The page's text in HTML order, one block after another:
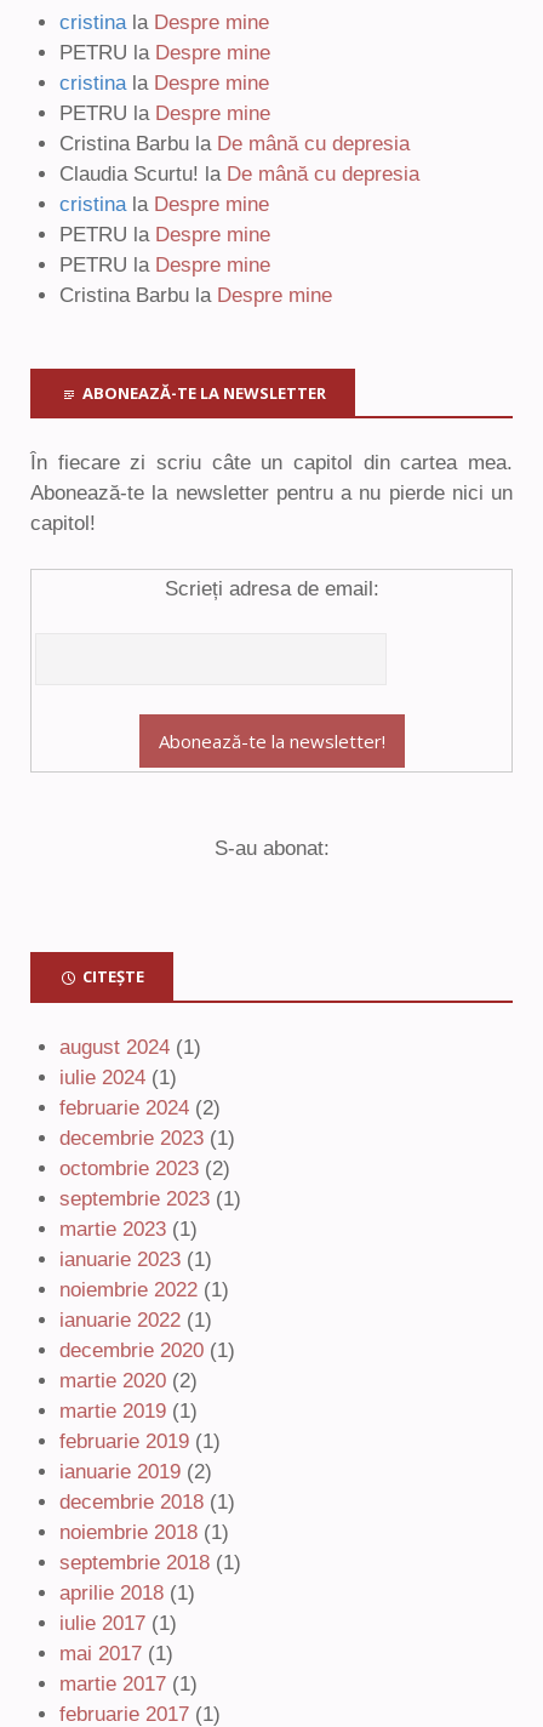
cristina la Despre mine
PETRU la Despre mine
cristina la Despre mine
PETRU la Despre mine
Cristina Barbu la De mână cu depresia
Claudia Scurtu! la De mână cu depresia
cristina la Despre mine
PETRU la Despre mine
PETRU la Despre mine
Cristina Barbu la Despre mine
ABONEAZĂ-TE LA NEWSLETTER
În fiecare zi scriu câte un capitol din cartea mea.
Abonează-te la newsletter pentru a nu pierde nici un
capitol!
Scrieți adresa de email:
S-au abonat:
CITEȘTE
august 2024 (1)
iulie 2024 (1)
februarie 2024 (2)
decembrie 2023 (1)
octombrie 2023 (2)
septembrie 2023 (1)
martie 2023 (1)
ianuarie 2023 (1)
noiembrie 2022 (1)
ianuarie 2022 (1)
decembrie 2020 (1)
martie 2020 (2)
martie 2019 (1)
februarie 2019 (1)
ianuarie 2019 (2)
decembrie 2018 (1)
noiembrie 2018 (1)
septembrie 2018 (1)
aprilie 2018 (1)
iulie 2017 (1)
mai 2017 (1)
martie 2017 (1)
februarie 2017 (1)